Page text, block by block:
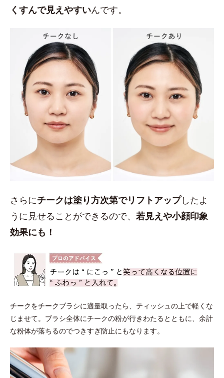
くすんで見えやすいんです。
さらにチークは塗り方次第でリフトアップしたよ
うに見せることができるので、 若見えや小顔印象
効果にも！
チークをチークブラシに適量取ったら、ティッシュの上で軽くな
じませて。ブラシ全体にチークの粉が行きわたるとともに、余計
な粉体が落ちるのでつきすぎ防止にもなります。